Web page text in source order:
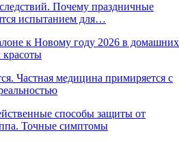
Почему праздничные
испытанием для…
к Новому году 2026 в домашних
красоты
Частная медицина примиряется с
способы защиты от
Точные симптомы